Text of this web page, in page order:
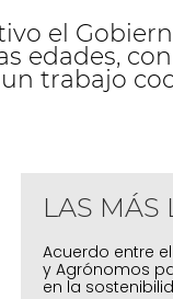
el
edades,
trabajo
LAS MÁS
Acuerdo entre
y Agrónomos
en la